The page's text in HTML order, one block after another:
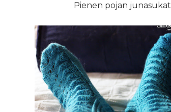
Pienen pojan junasukat